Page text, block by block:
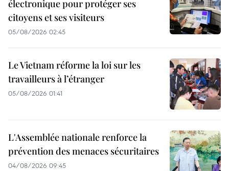
électronique pour protéger ses
citoyens et ses visiteurs
05/08/2026 02:45
Le Vietnam réforme la loi sur les
travailleurs à l’étranger
05/08/2026 01:41
L'Assemblée nationale renforce la
prévention des menaces sécuritaires
04/08/2026 09:45